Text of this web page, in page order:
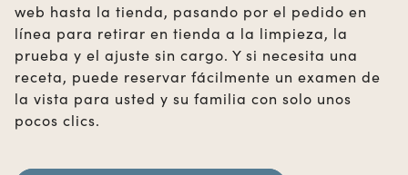
web hasta la tienda, pasando por el pedido en
línea para retirar en tienda a la limpieza, la
prueba y el ajuste sin cargo. Y si necesita una
receta, puede reservar fácilmente un examen de
la vista para usted y su familia con solo unos
pocos clics.